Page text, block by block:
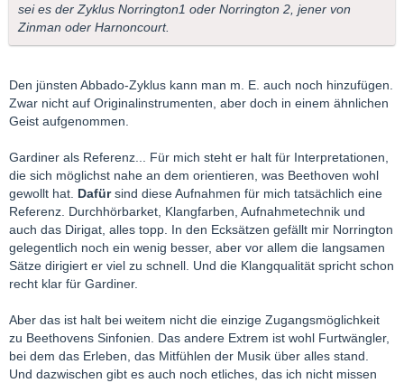
sei es der Zyklus Norrington1 oder Norrington 2, jener von
Zinman oder Harnoncourt.
Den jünsten Abbado-Zyklus kann man m. E. auch noch hinzufügen.
Zwar nicht auf Originalinstrumenten, aber doch in einem ähnlichen
Geist aufgenommen.
Gardiner als Referenz... Für mich steht er halt für Interpretationen,
die sich möglichst nahe an dem orientieren, was Beethoven wohl
gewollt hat. Dafürsind diese Aufnahmen für mich tatsächlich eine
Referenz. Durchhörbarket, Klangfarben, Aufnahmetechnik und
auch das Dirigat, alles topp. In den Ecksätzen gefällt mir Norrington
gelegentlich noch ein wenig besser, aber vor allem die langsamen
Sätze dirigiert er viel zu schnell. Und die Klangqualität spricht schon
recht klar für Gardiner.
Aber das ist halt bei weitem nicht die einzige Zugangsmöglichkeit
zu Beethovens Sinfonien. Das andere Extrem ist wohl Furtwängler,
bei dem das Erleben, das Mitfühlen der Musik über alles stand.
Und dazwischen gibt es auch noch etliches, das ich nicht missen